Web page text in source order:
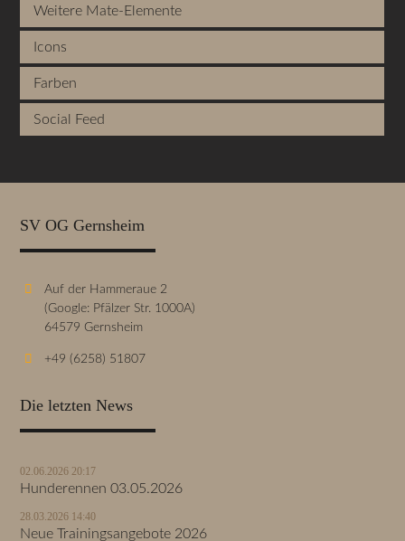
Weitere Mate-Elemente
Icons
Farben
Social Feed
SV OG Gernsheim
Auf der Hammeraue 2
(Google: Pfälzer Str. 1000A)
64579 Gernsheim
+49 (6258) 51807
Die letzten News
02.06.2026 20:17
Hunderennen 03.05.2026
28.03.2026 14:40
Neue Trainingsangebote 2026